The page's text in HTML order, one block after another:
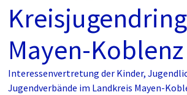
Kreisjugendring
Mayen-Koblenz
Interessenvertretung der Kinder,
Jugendverbände im Landkreis Mayen-